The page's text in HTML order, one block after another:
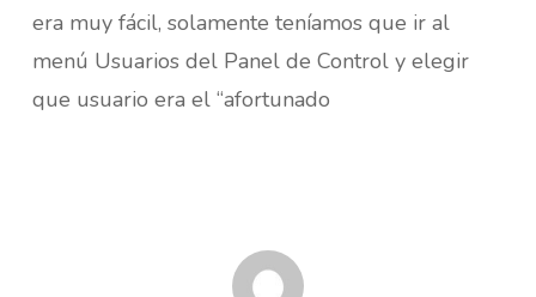
era muy fácil, solamente teníamos que ir al
menú Usuarios del Panel de Control y elegir
que usuario era el “afortunado